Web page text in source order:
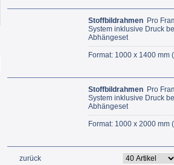
Stoffbildrahmen Pro
System inklusive Druck
Abhängeset
Format: 1000 x 1400 mm
Stoffbildrahmen Pro
System inklusive Druck
Abhängeset
Format: 1000 x 2000 mm
zurück